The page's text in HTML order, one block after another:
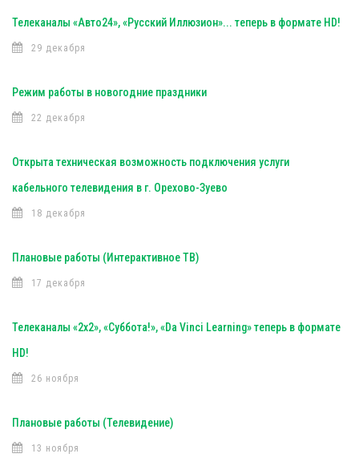
Телеканалы «Авто24», «Русский Иллюзион»... теперь в формате HD!
29 декабря
Режим работы в новогодние праздники
22 декабря
Открыта техническая возможность подключения услуги
кабельного телевидения в г. Орехово-Зуево
18 декабря
Плановые работы (Интерактивное ТВ)
17 декабря
Телеканалы «2х2», «Суббота!», «Da Vinci Learning» теперь в формате
HD!
26 ноября
Плановые работы (Телевидение)
13 ноября